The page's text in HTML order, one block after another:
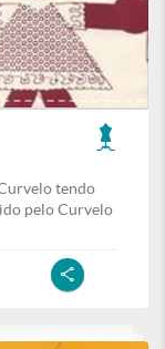
tendo
pelo Curvelo